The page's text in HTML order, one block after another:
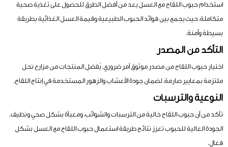
استخدام حبوب اللقاح مع العسل يعد من أفضل الطرق للحصول على تغذية صحية
متكاملة، حيث يجمع بين فوائد الحبوب الطبيعية وقيمة العسل الغذائية بطريقة
بسيطة وآمنة.
التأكد من المصدر
اختيار حبوب اللقاح من مصدر موثوق أمر ضروري. يُفضل المنتجات من مزارع نحل
ملتزمة بمعايير صارمة، لضمان جودة الأعشاب والزهور المستخدمة في إنتاج اللقاح.
النوعية والترسبات
تأكد من أن حبوب اللقاح خالية من الترسبات والشوائب، ومعبأة بشكل صحي ونظيف.
الجودة العالية للحبوب تعزز نتائج طريقة استعمال حبوب اللقاح مع العسل بشكل
فعال.